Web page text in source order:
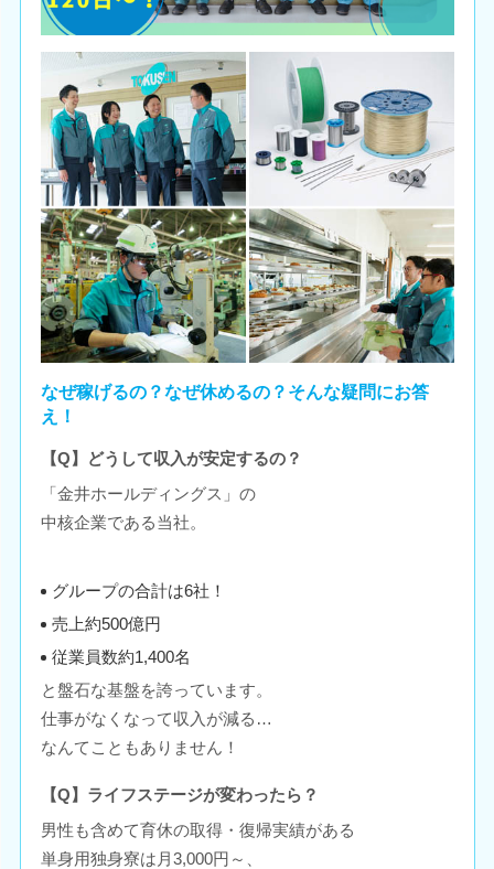
なぜ稼げるの？なぜ休めるの？そんな疑問にお答
え！
【Q】どうして収入が安定するの？
「金井ホールディングス」の
中核企業である当社。
グループの合計は6社！
売上約500億円
従業員数約1,400名
と盤石な基盤を誇っています。
仕事がなくなって収入が減る…
なんてこともありません！
【Q】ライフステージが変わったら？
男性も含めて育休の取得・復帰実績がある
単身用独身寮は月3,000円～、